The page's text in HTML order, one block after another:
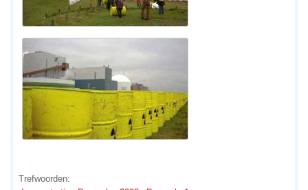
Trefwoorden: